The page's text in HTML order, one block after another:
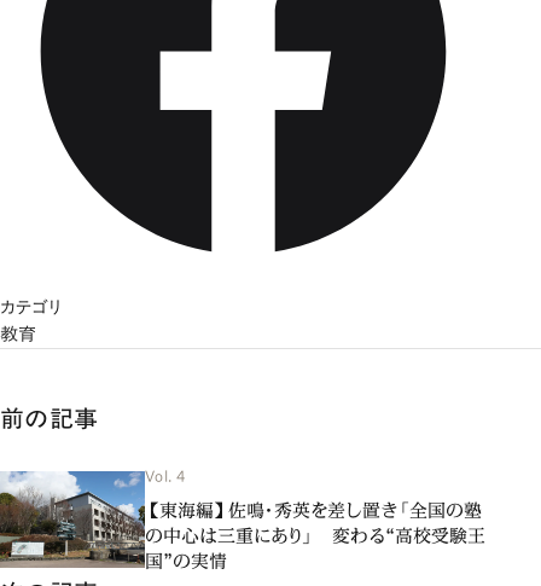
カテゴリ
教育
前の記事
Vol. 4
【東海編】佐鳴・秀英を差し置き「全国の塾
の中心は三重にあり」 変わる“高校受験王
国”の実情